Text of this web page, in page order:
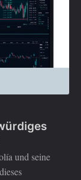
und seine